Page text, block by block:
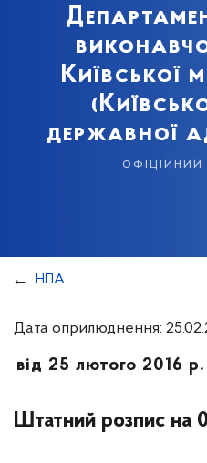
Київської
державної
офіційний
НПА
Дата оприлюднення:
від 25 лютого 2016 р.
Штатний розпис на